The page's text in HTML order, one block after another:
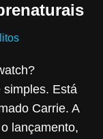
simples. Está
Carrie. A
lançamento,